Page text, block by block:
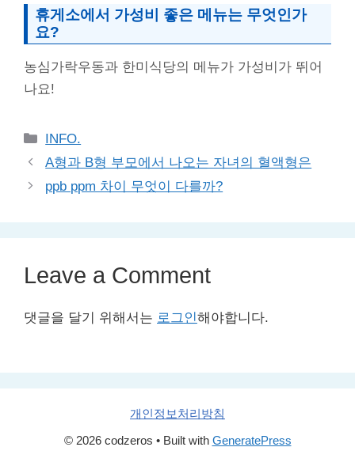
휴게소에서 가성비 좋은 메뉴는 무엇인가
요?
농심가락우동과 한미식당의 메뉴가 가성비가 뛰어
나요!
Categories
INFO.
A형과 B형 부모에서 나오는 자녀의 혈액형은
ppb ppm 차이 무엇이 다를까?
Leave a Comment
댓글을 달기 위해서는 로그인해야합니다.
개인정보처리방침
© 2026 codzeros • Built with GeneratePress